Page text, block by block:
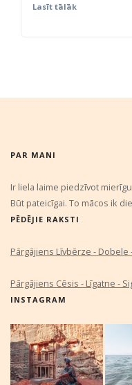
Lasīt tālāk
PAR MANI
Ir liela laime piedzīvot
Būt pateicīgai. To mācos ik
PĒDĒJIE RAKSTI
Pārgājiens Līvbērze - Dobele
Pārgājiens Cēsis - Līgatne -
INSTAGRAM